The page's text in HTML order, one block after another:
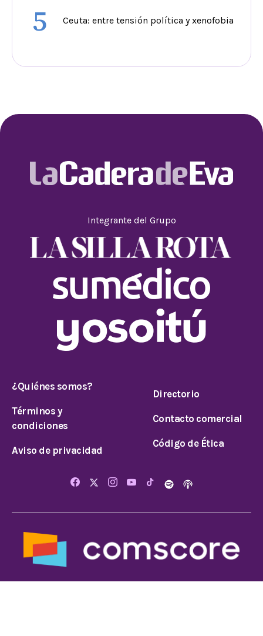
5 Ceuta: entre tensión política y xenofobia
Integrante del Grupo
¿Quiénes somos?
Términos y
condiciones
Aviso de privacidad
Directorio
Contacto comercial
Código de Ética